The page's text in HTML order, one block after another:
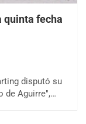
quinta fecha
disputó su
de Aguirre",…